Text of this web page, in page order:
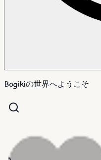
Bogikiの世界へようこそ